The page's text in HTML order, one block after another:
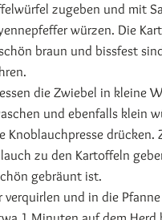
zugeben und mit
würzen. Die
braun und bissfest
die Zwiebel in kleine
und ebenfalls klein
Knoblauchpresse drücken.
zu den Kartoffeln
gebräunt ist.
verquirlen und in die